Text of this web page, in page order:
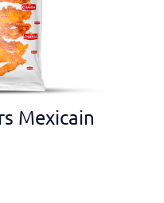
Mexicain